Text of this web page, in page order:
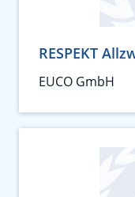
RESPEKT
EUCO GmbH